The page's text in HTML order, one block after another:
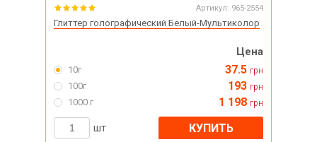
Артикул: 965-2554
Глиттер голографический Белый-Мультиколор
Цена
10г 37.5 грн
100г 193 грн
1000 г 1 198 грн
шт КУПИТЬ